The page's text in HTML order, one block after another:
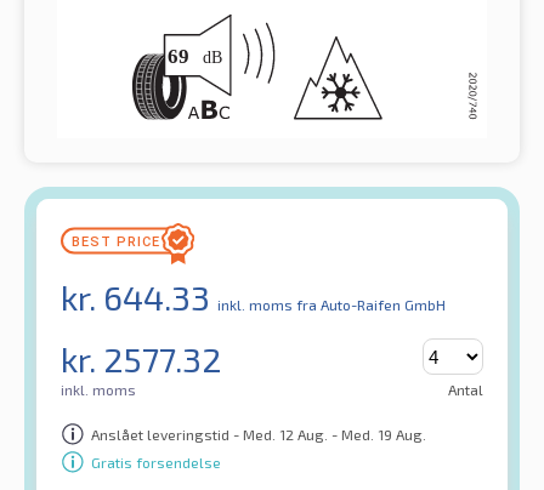
kr. 644.33 inkl. moms fra Auto-Raifen GmbH
kr. 2577.32
inkl. moms Antal
Anslået leveringstid - Med. 12 Aug. - Med. 19 Aug.
Gratis forsendelse